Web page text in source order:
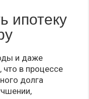
ипотеку
и даже
в процессе
долга